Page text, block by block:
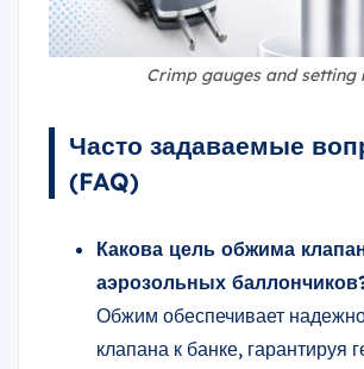
Crimp gauges and setting
Часто задаваемые
(FAQ)
Какова цель обжима
аэрозольных
Обжим обеспечивает
клапана к банке, гарантируя